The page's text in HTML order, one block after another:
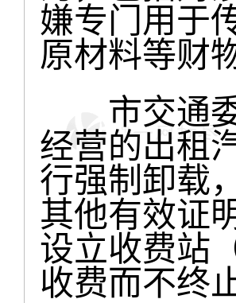
嫌专门用于
原材料等财
市交通委
经营的出租
行强制卸载
其他有效证
设立收费站
收费而不终